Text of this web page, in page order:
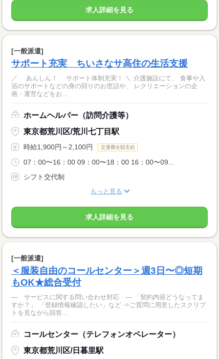
求人詳細を見る
[一般派遣]
サポート充実 ちいさなサ高住の生活支援
／ あんしん！ サポート体制充実！ ＼ 介護施設にて、 食事や入
浴のサポートなどの身の回りのお世話や、 レクリエーションの企
画・運営などをお...
ホームヘルパー（訪問介護等）
東京都荒川区/荒川七丁目駅
時給1,900円～2,100円 交通費全額支給
07：00〜16：00 09：00〜18：00 16：00〜09...
シフト交代制
もっと見る
求人詳細を見る
[一般派遣]
＜服装自由のコールセンター＞週3日〜◎短期
もOK★総合受付
― サービスに関する問い合わせ対応 ― 「契約内容どうなってま
すか？」 「登録情報確認したい」など ⇒ご質問に用意したスクリプ
トを見ながら回答...
コールセンター（テレフォンオペレーター）
東京都荒川区/日暮里駅